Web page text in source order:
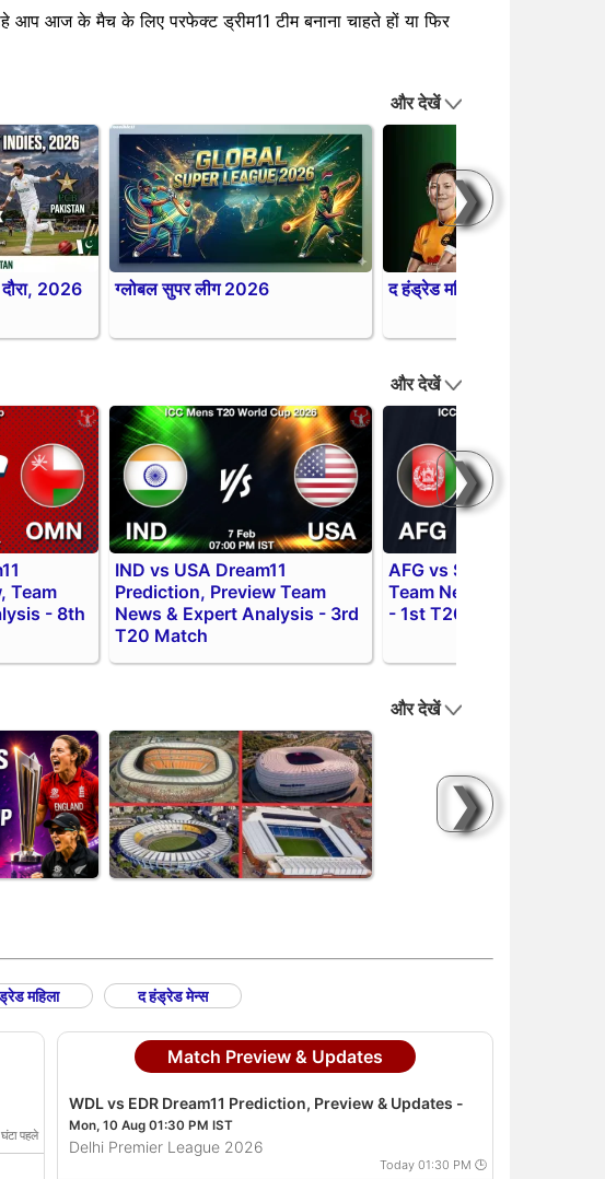
आप आज के मैच के लिए परफेक्ट ड्रीम11 टीम बनाना चाहते हों या फिर
❯
और देखें
2026 ग्लोबल सुपर लीग 2026 द हंड्रेड महिला प्रतियोगिता
❯
और देखें
Team
- 8th
IND vs USA Dream11
Prediction, Preview Team
News & Expert Analysis - 3rd
T20 Match
AFG vs SCO Match
Team News & Expert
- 1st T20 Warm-up Match
❯
और देखें
महिला द हंड्रेड मेन्स
पहले
Match Preview & Updates
WDL vs EDR Dream11 Prediction, Preview & Updates -
Mon, 10 Aug 01:30 PM IST
Delhi Premier League 2026
Today 01:30 PM 🕒